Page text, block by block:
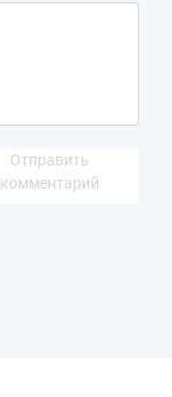
Отправить
комментарий